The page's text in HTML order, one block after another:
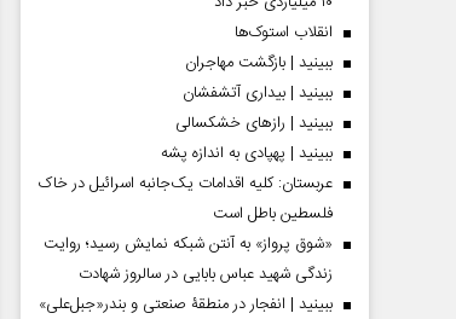
انقلاب استوک‌ها
ببینید | بازگشت مهاجران
ببینید | بیداری آتشفشان
ببینید | رازهای خشکسالی
ببینید | پهپادی به اندازه پشه
عربستان: کلیه اقدامات یک‌جانبه اسرائیل در خاک
فلسطین باطل است
«شوق پرواز» به آنتن شبکه نمایش رسید؛ روایت
زندگی شهید عباس بابایی در سالروز شهادت
ببینید | انفجار در منطقۀ صنعتی و بندر«جبل‌علی»